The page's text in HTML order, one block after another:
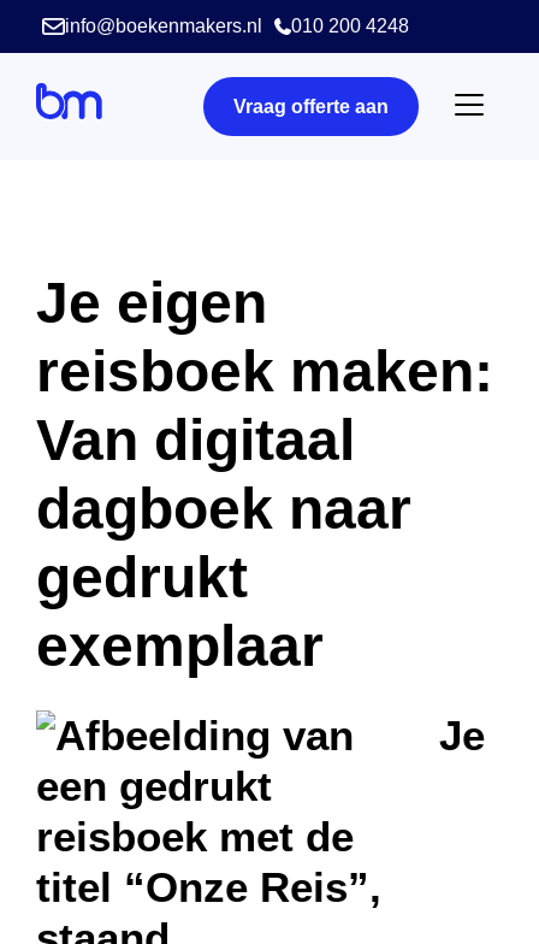
info@boekenmakers.nl 010 200 4248
Vraag offerte aan
Je eigen
reisboek maken:
Van digitaal
dagboek naar
gedrukt
exemplaar
Je